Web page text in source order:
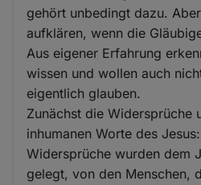
gehört unbedingt dazu.
aufklären, wenn die
Aus eigener Erfahrung
wissen und wollen auch
eigentlich glauben.
Zunächst die Widersprüche
inhumanen Worte des
Widersprüche wurden dem
gelegt, von den Menschen,